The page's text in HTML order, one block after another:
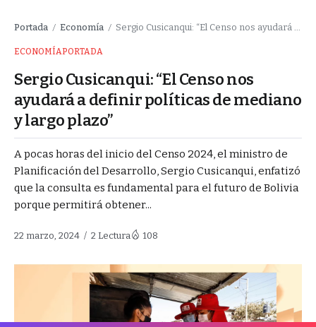
Portada / Economía / Sergio Cusicanqui: “El Censo nos ayudará a definir políticas de mediano y largo plazo”
ECONOMÍAPORTADA
Sergio Cusicanqui: “El Censo nos
ayudará a definir políticas de mediano
y largo plazo”
A pocas horas del inicio del Censo 2024, el ministro de
Planificación del Desarrollo, Sergio Cusicanqui, enfatizó
que la consulta es fundamental para el futuro de Bolivia
porque permitirá obtener...
22 marzo, 2024 2 Lectura 108